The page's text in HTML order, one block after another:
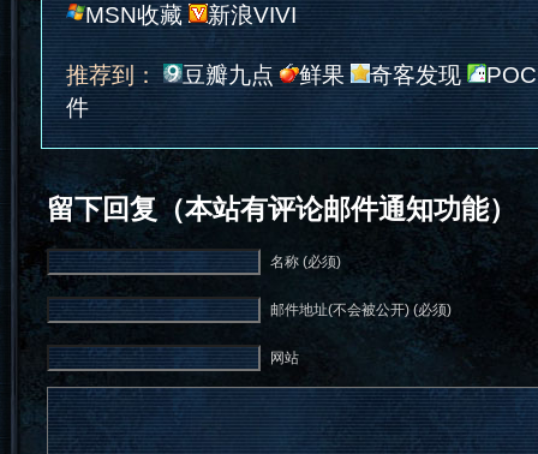
MSN收藏
新浪VIVI
推荐到： 豆瓣九点 鲜果 奇客发现
件
留下回复（本站有评论邮件通知功能）
名称 (必须)
邮件地址(不会被公开) (必须)
网站